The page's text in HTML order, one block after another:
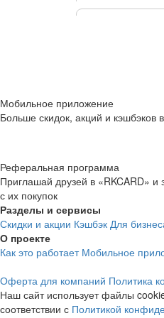
1%
OZON
Мобильное приложение
Больше скидок, акций и кэшбэков
Реферальная программа
Приглашай друзей в «RKCARD» и
с их покупок
Разделы и сервисы
Скидки и акции Кэшбэк Для
О проекте
Как это работает Мобильное
Оферта для компаний Политика
Наш сайт использует файлы
соответствии с Политикой